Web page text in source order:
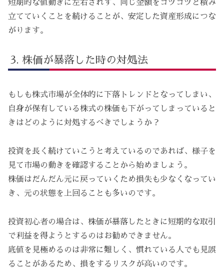
短期的な値動きに左右されず、同じ金額をコツコツと積み
立てていくことを続けることが、安定した資産形成につな
がります。
株価が暴落した時の対処法
もしも株式市場が全体的に下落トレンドとなってしまい、
自身が保有している株式の株価も下がってしまっていると
きはどのように対処するべきでしょうか？
投資を長く続けていこうと考えているのであれば、様子を
見て市場の動きを確認することから始めましょう。
株価はだんだん元に戻っていくため損失も少なくなってい
き、元の状態を上回ることも多いのです。
投資初心者の場合は、株価が暴落したときに短期的な取引
で利益を得ようとするのはお勧めできません。
底値を見極めるのは非常に難しく、慣れている人でも見誤
ることがあるため、損をするリスクが高いのです。